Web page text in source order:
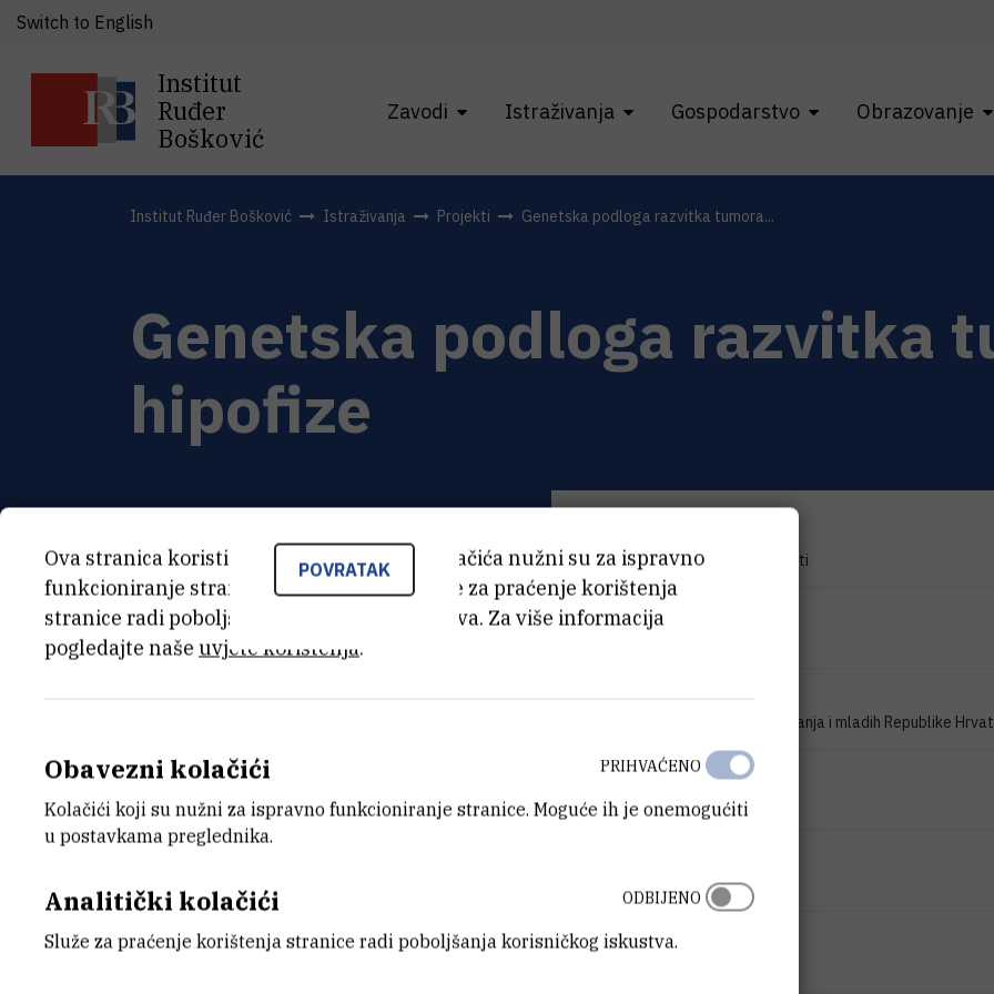
Institut
Ruđer
Bošković
Zavodi Istraživanja Gospodarstvo Obrazovanje
Switch to English
Institut Ruđer Bošković Istraživanja Projekti Genetska podloga razvitka tumora...
Genetska podloga razvitka
hipofize
Znanstveno-istraživački projekti
PROGRAM
Ministarstvo znanosti, obrazovanja i mladih Republike
DATUM POČETKA
1.1.2007.
STATUS
POVRATAK
Ova stranica koristi kolačiće. Neki od tih kolačića nužni su za ispravno
funkcioniranje stranice, dok se drugi koriste za praćenje korištenja
stranice radi poboljšanja korisničkog iskustva. Za više informacija
pogledajte naše uvjete korištenja.
Obavezni kolačići
Kolačići koji su nužni za ispravno funkcioniranje stranice. Moguće ih je onemogućiti
u postavkama preglednika.
PRIHVAĆENO
Analitički kolačići
Služe za praćenje korištenja stranice radi poboljšanja korisničkog iskustva.
ODBIJENO